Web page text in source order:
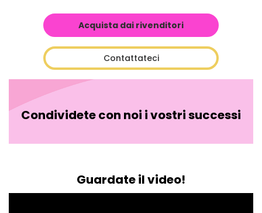
Acquista dai rivenditori
Contattateci
Condividete con noi i vostri successi
Guardate il video!